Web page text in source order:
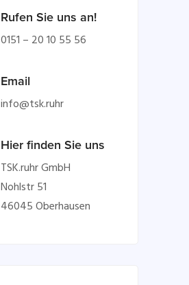
Rufen Sie uns an!
0151 – 20 10 55 56
Email
info@tsk.ruhr
Hier finden Sie uns
TSK.ruhr GmbH
Nohlstr 51
46045 Oberhausen